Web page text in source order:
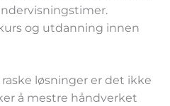
og utdanning innen
løsninger er det ikke
å mestre håndverket